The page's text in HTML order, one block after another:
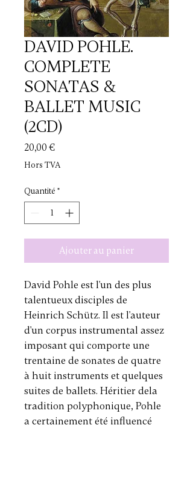
DAVID POHLE.
COMPLETE
SONATAS &
BALLET MUSIC
(2CD)
20,00 €Prix
Hors TVA
Quantité *
Ajouter au panier
David Pohle est l'un des plus
talentueux disciples de
Heinrich Schütz. Il est l'auteur
d'un corpus instrumental assez
imposant qui comporte une
trentaine de sonates de quatre
à huit instruments et quelques
suites de ballets. Héritier dela
tradition polyphonique, Pohle
a certainement été influencé